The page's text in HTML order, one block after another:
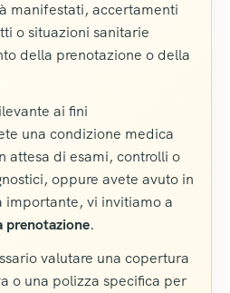
manifestati, accertamenti
o situazioni sanitarie
della prenotazione o della
ai fini
una condizione medica
attesa di esami, controlli o
oppure avete avuto in
importante, vi invitiamo a
prenotazione.
valutare una copertura
o una polizza specifica per